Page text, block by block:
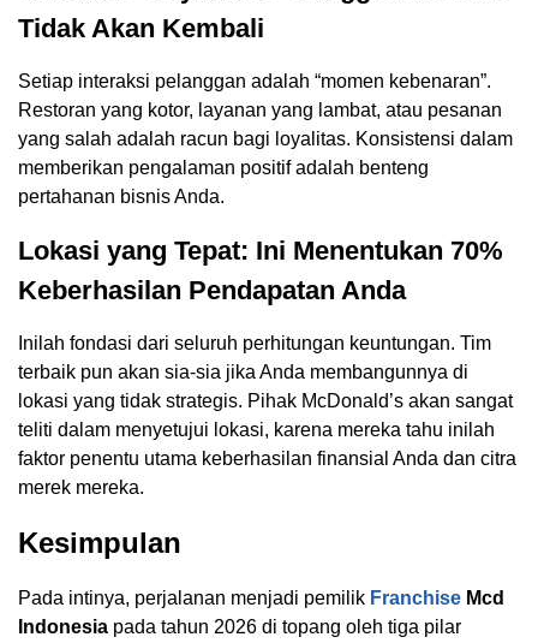
Tidak Akan Kembali
Setiap interaksi pelanggan adalah “momen kebenaran”.
Restoran yang kotor, layanan yang lambat, atau pesanan
yang salah adalah racun bagi loyalitas. Konsistensi dalam
memberikan pengalaman positif adalah benteng
pertahanan bisnis Anda.
Lokasi yang Tepat: Ini Menentukan 70%
Keberhasilan Pendapatan Anda
Inilah fondasi dari seluruh perhitungan keuntungan. Tim
terbaik pun akan sia-sia jika Anda membangunnya di
lokasi yang tidak strategis. Pihak McDonald’s akan sangat
teliti dalam menyetujui lokasi, karena mereka tahu inilah
faktor penentu utama keberhasilan finansial Anda dan citra
merek mereka.
Kesimpulan
Pada intinya, perjalanan menjadi pemilik Franchise Mcd
Indonesia pada tahun 2026 di topang oleh tiga pilar